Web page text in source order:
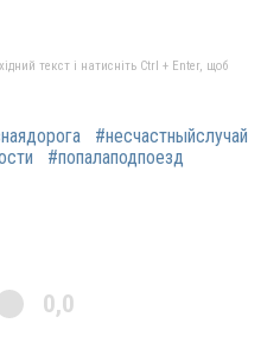
текст і натисніть Ctrl + Enter, щоб
#несчастныйслучай
#попалаподпоезд
0,0